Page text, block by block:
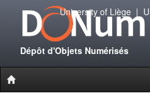
Dépôt d'Objets Numérisés
University of Liège|